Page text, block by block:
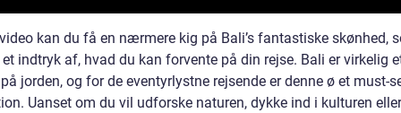
kan du få en nærmere kig på Bali’s fantastiske skønhed,
indtryk af, hvad du kan forvente på din rejse. Bali er virkelig
jorden, og for de eventyrlystne rejsende er denne ø et must-
Uanset om du vil udforske naturen, dykke ind i kulturen